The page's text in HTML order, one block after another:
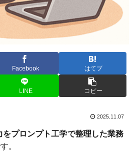
Facebook はてブ
LINE コピー
2025.11.07
プロンプト工学で整理した業務
。